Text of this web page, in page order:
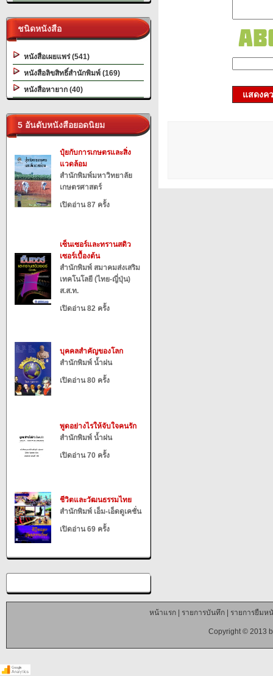
ชนิดหนังสือ
หนังสือเผยแพร่ (541)
หนังสือลิขสิทธิ์สำนักพิมพ์ (169)
หนังสือหายาก (40)
5 อันดับหนังสือยอดนิยม
ปุ๋ยกับการเกษตรและสิ่ง
แวดล้อม
สำนักพิมพ์มหาวิทยาลัย
เกษตรศาสตร์
เปิดอ่าน 87 ครั้ง
เซ็นเซอร์และทรานสดิว
เซอร์เบื้องต้น
สำนักพิมพ์ สมาคมส่งเสริม
เทคโนโลยี (ไทย-ญี่ปุ่น)
ส.ส.ท.
เปิดอ่าน 82 ครั้ง
บุคคลสำคัญของโลก
สำนักพิมพ์ น้ำฝน
เปิดอ่าน 80 ครั้ง
พูดอย่างไรให้จับใจคนรัก
สำนักพิมพ์ น้ำฝน
เปิดอ่าน 70 ครั้ง
ชีวิตและวัฒนธรรมไทย
สำนักพิมพ์ เอ็ม-เอ็ดดูเคชั่น
เปิดอ่าน 69 ครั้ง
แสดงค
หน้าแรก| รายการบันทึก| รายการยืมห
Copyright © 2013